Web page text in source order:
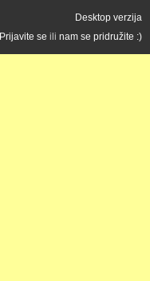
Desktop verzija
Prijavite se ili nam se pridružite :)